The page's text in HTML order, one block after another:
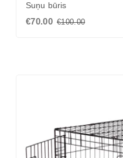
Suņu būris
€70.00 €100.00